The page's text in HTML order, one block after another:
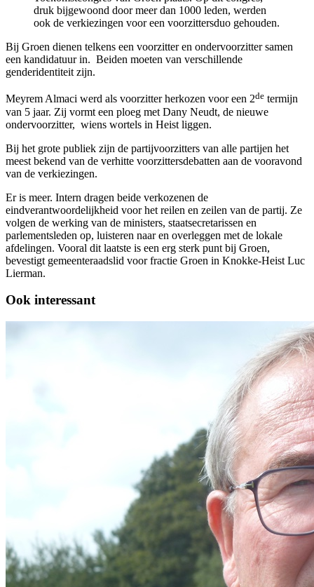
druk bijgewoond door meer dan 1000 leden, werden
ook de verkiezingen voor een voorzittersduo gehouden.
Bij Groen dienen telkens een voorzitter en ondervoorzitter samen
een kandidatuur in. Beiden moeten van verschillende
genderidentiteit zijn.
Meyrem Almaci werd als voorzitter herkozen voor een 2de termijn
van 5 jaar. Zij vormt een ploeg met Dany Neudt, de nieuwe
ondervoorzitter, wiens wortels in Heist liggen.
Bij het grote publiek zijn de partijvoorzitters van alle partijen het
meest bekend van de verhitte voorzittersdebatten aan de vooravond
van de verkiezingen.
Er is meer. Intern dragen beide verkozenen de
eindverantwoordelijkheid voor het reilen en zeilen van de partij. Ze
volgen de werking van de ministers, staatsecretarissen en
parlementsleden op, luisteren naar en overleggen met de lokale
afdelingen. Vooral dit laatste is een erg sterk punt bij Groen,
bevestigt gemeenteraadslid voor fractie Groen in Knokke-Heist Luc
Lierman.
Ook interessant